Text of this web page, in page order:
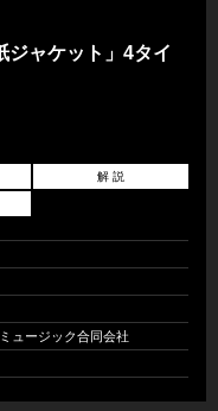
ジャケット」4タイ
解 説
ュージック合同会社